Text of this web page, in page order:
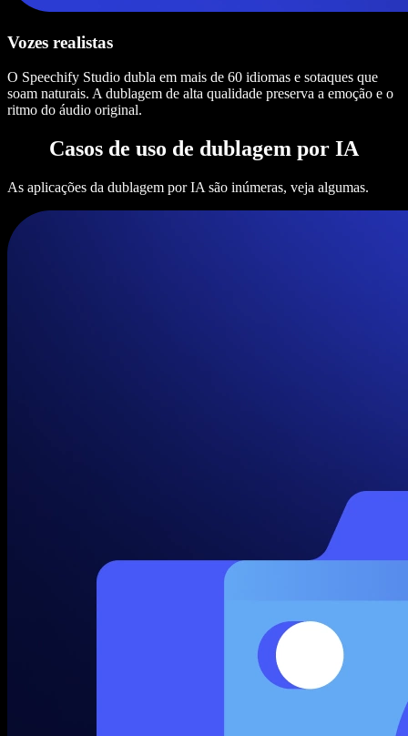
Vozes realistas
O Speechify Studio dubla em mais de 60 idiomas e sotaques que
soam naturais. A dublagem de alta qualidade preserva a emoção e o
ritmo do áudio original.
Casos de uso de dublagem por IA
As aplicações da dublagem por IA são inúmeras, veja algumas.